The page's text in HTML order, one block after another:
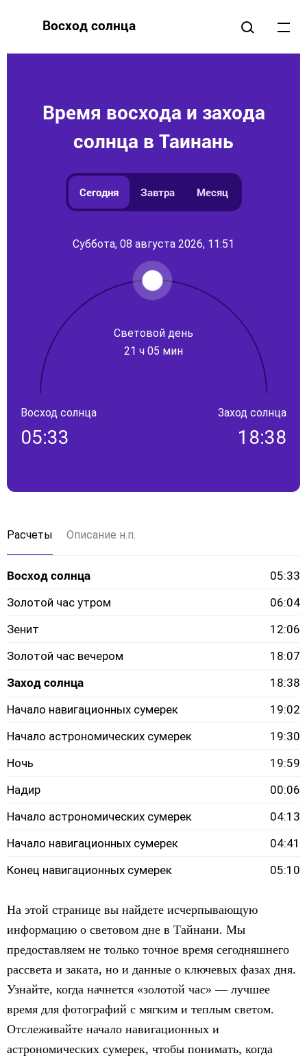
Восход солнца
Время восхода и захода
солнца в Таинань
Сегодня Завтра Месяц
Суббота, 08 августа 2026, 11:51
Световой день
21 ч 05 мин
Восход солнца
05:33
Заход солнца
18:38
Расчеты Описание н.п.
Восход солнца
05:33
Золотой час утром
06:04
Зенит
12:06
Золотой час вечером
18:07
Заход солнца
18:38
Начало навигационных сумерек
19:02
Начало астрономических сумерек
19:30
Ночь
19:59
Надир
00:06
Начало астрономических сумерек
04:13
Начало навигационных сумерек
04:41
Конец навигационных сумерек
05:10
На этой странице вы найдете исчерпывающую
информацию о световом дне в Тайнани. Мы
предоставляем не только точное время сегодняшнего
рассвета и заката, но и данные о ключевых фазах дня.
Узнайте, когда начнется «золотой час» — лучшее
время для фотографий с мягким и теплым светом.
Отслеживайте начало навигационных и
астрономических сумерек, чтобы понимать, когда